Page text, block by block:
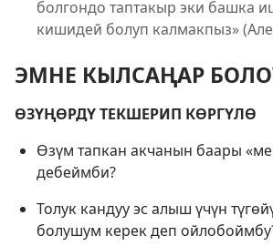
болгондо таптакыр эки башка
кишидей болуп калмакпыз»
ЭМНЕ КЫЛСАҢАР
ӨЗҮҢӨРДҮ ТЕКШЕРИП КӨРГҮЛӨ
Өзүм тапкан акчанын баары
дебеймби?
Толук кандуу эс алыш үчүн
болушум керек деп